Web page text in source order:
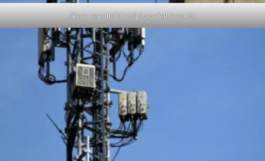
Nowe wsporniki i odpięte okablowanie